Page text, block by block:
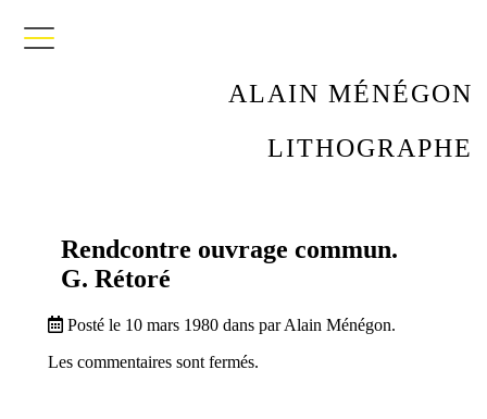
ALAIN MÉNÉGON
LITHOGRAPHE
Rendcontre ouvrage commun.
G. Rétoré
Posté le 10 mars 1980 dans par Alain Ménégon.
Les commentaires sont fermés.